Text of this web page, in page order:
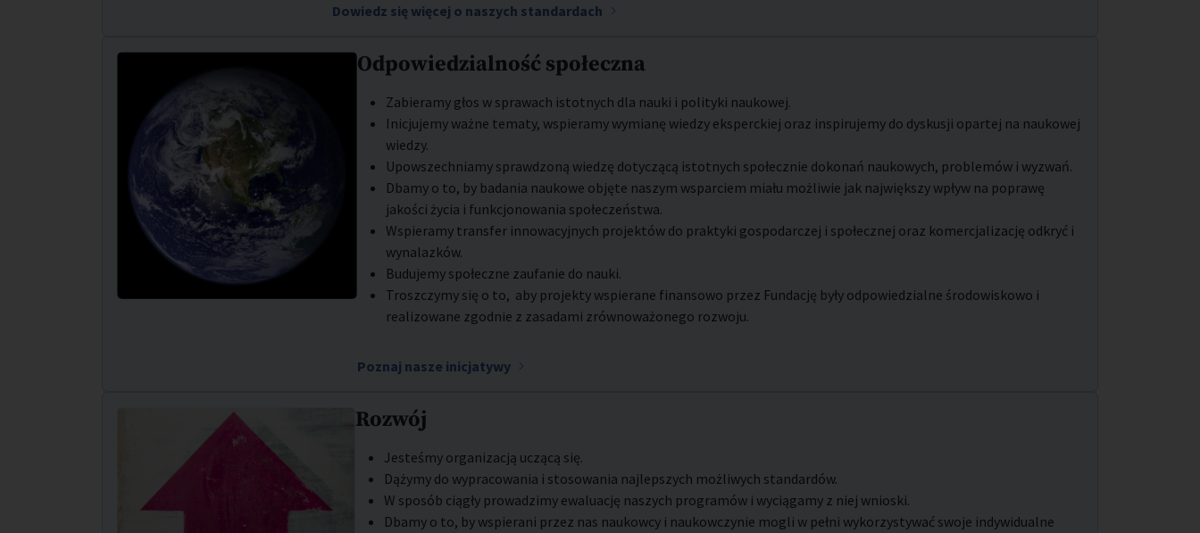
Dowiedz się więcej o naszych standardach
Odpowiedzialność społeczna
Zabieramy głos w sprawach istotnych dla nauki i polityki naukowej.
Inicjujemy ważne tematy, wspieramy wymianę wiedzy eksperckiej oraz inspirujemy do dyskusji opartej na naukowej
wiedzy.
Upowszechniamy sprawdzoną wiedzę dotyczącą istotnych społecznie dokonań naukowych, problemów i wyzwań.
Dbamy o to, by badania naukowe objęte naszym wsparciem miału możliwie jak największy wpływ na poprawę
jakości życia i funkcjonowania społeczeństwa.
Wspieramy transfer innowacyjnych projektów do praktyki gospodarczej i społecznej oraz komercjalizację odkryć i
wynalazków.
Budujemy społeczne zaufanie do nauki.
Troszczymy się o to, aby projekty wspierane finansowo przez Fundację były odpowiedzialne środowiskowo i
realizowane zgodnie z zasadami zrównoważonego rozwoju.
Poznaj nasze inicjatywy
Rozwój
Jesteśmy organizacją uczącą się.
Dążymy do wypracowania i stosowania najlepszych możliwych standardów.
W sposób ciągły prowadzimy ewaluację naszych programów i wyciągamy z niej wnioski.
Dbamy o to, by wspierani przez nas naukowcy i naukowczynie mogli w pełni wykorzystywać swoje indywidualne